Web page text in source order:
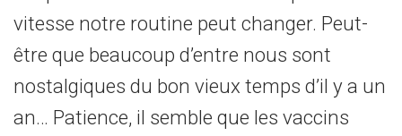
vitesse notre routine peut changer. Peut-
être que beaucoup d’entre nous sont
nostalgiques du bon vieux temps d’il y a un
an… Patience, il semble que les vaccins